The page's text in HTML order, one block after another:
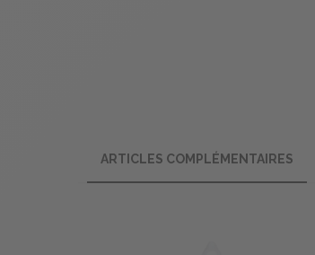
ARTICLES COMPLÉMENTAIRES